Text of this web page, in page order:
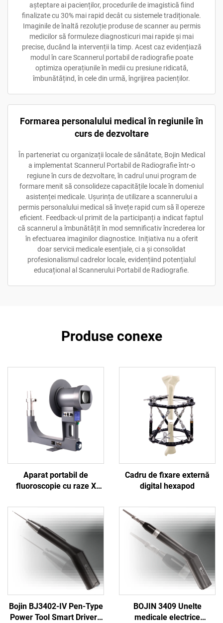
așteptare ai pacienților, procedurile de imagistică fiind
finalizate cu 30% mai rapid decât cu sistemele tradiționale.
Imaginile de înaltă rezoluție produse de scanner au permis
medicilor să formuleze diagnosticuri mai rapide și mai
precise, ducând la intervenții la timp. Acest caz evidențiază
modul în care Scannerul portabil de radiografie poate
optimiza operațiunile în medii cu presiune ridicată,
îmbunătățind, în cele din urmă, îngrijirea pacienților.
Formarea personalului medical în regiunile în
curs de dezvoltare
În parteneriat cu organizații locale de sănătate, Bojin Medical
a implementat Scannerul Portabil de Radiografie într-o
regiune în curs de dezvoltare, în cadrul unui program de
formare menit să consolideze capacitățile locale în domeniul
asistenței medicale. Ușurința de utilizare a scannerului a
permis personalului medical să învețe rapid cum să îl opereze
eficient. Feedback-ul primit de la participanți a indicat faptul
că scannerul a îmbunătățit în mod semnificativ încrederea lor
în efectuarea imaginilor diagnostice. Inițiativa nu a oferit
doar servicii medicale esențiale, ci a și consolidat
profesionalismul cadrelor locale, evidențiind potențialul
educațional al Scannerului Portabil de Radiografie.
Produse conexe
Aparat portabil de
fluoroscopie cu raze X
Cadru de fixare externă
digital hexapod
Bojin BJ3402-IV Pen-Type
Power Tool Smart Driver -
BOJIN 3409 Unelte
medicale electrice